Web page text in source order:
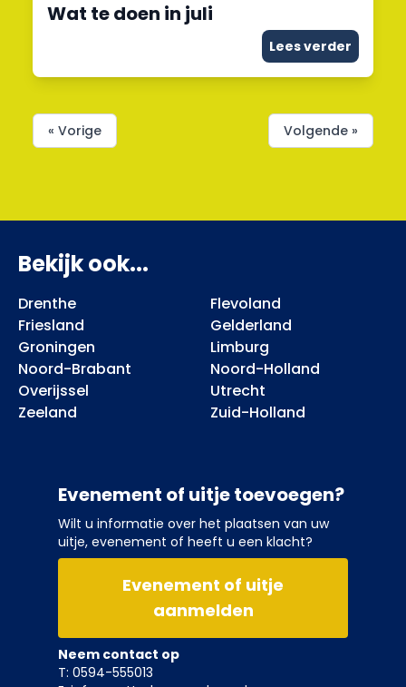
Wat te doen in juli
Lees verder
« Vorige Volgende »
Bekijk ook...
Drenthe
Flevoland
Friesland
Gelderland
Groningen
Limburg
Noord-Brabant
Noord-Holland
Overijssel
Utrecht
Zeeland
Zuid-Holland
Evenement of uitje toevoegen?
Wilt u informatie over het plaatsen van uw
uitje, evenement of heeft u een klacht?
Evenement of uitje
aanmelden
Neem contact op
T: 0594-555013